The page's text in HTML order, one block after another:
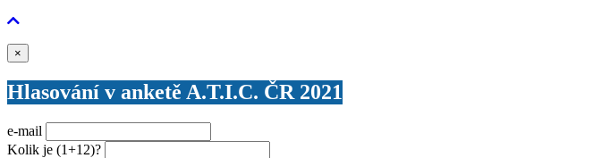
×
Hlasování v anketě A.T.I.C. ČR 2021
e-mail
Kolik je (1+12)?